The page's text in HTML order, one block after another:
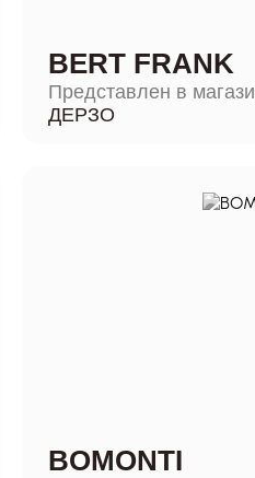
BERT FRANK
Представлен в
ДЕРЗО
BOMONTI